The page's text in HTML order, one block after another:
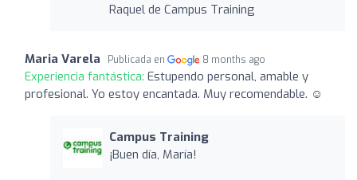
Raquel de Campus Training
Maria Varela Publicada en 8 months ago
Experiencia fantástica: Estupendo personal, amable y
profesional. Yo estoy encantada. Muy recomendable. ☺️
Campus Training
¡Buen día, María!